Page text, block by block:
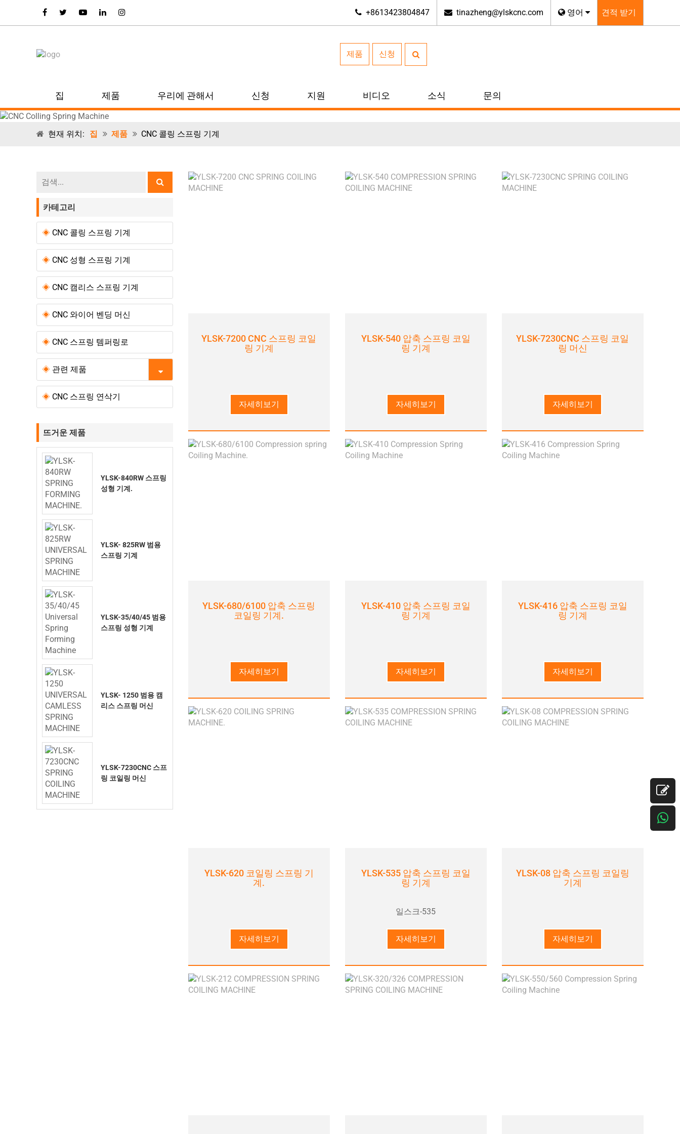
+8613423804847 tinazheng@ylskcnc.com 영어 견적 받기
제품 신청
집 제품 우리에 관해서 신청 지원 비디오 소식 문의
현재 위치: 집 제품 CNC 콜링 스프링 기계
YLSK-7200 CNC 스프링 코일
링 기계
자세히보기
YLSK-540 압축 스프링 코일
링 기계
자세히보기
YLSK-7230CNC 스프링 코일
링 머신
자세히보기
YLSK-680/6100 압축 스프링
코일링 기계.
자세히보기
YLSK-410 압축 스프링 코일
링 기계
자세히보기
YLSK-416 압축 스프링 코일
링 기계
자세히보기
YLSK-620 코일링 스프링 기
계.
자세히보기
YLSK-535 압축 스프링 코일
링 기계
일스크-535
자세히보기
YLSK-08 압축 스프링 코일링
기계
자세히보기
카테고리
CNC 콜링 스프링 기계
CNC 성형 스프링 기계
CNC 캠리스 스프링 기계
CNC 와이어 벤딩 머신
CNC 스프링 템퍼링로
관련 제품
CNC 스프링 연삭기
뜨거운 제품
YLSK-840RW 스프링
성형 기계.
YLSK- 825RW 범용
스프링 기계
YLSK-35/40/45 범용
스프링 성형 기계
YLSK- 1250 범용 캠
리스 스프링 머신
YLSK-7230CNC 스프
링 코일링 머신